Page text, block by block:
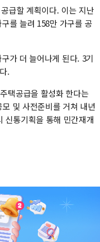
급할 계획이다. 이는 지난
를 늘려 158만 가구를 공
가 더 늘어나게 된다. 3기
.
택공급을 활성화 한다는
및 사전준비를 거쳐 내년
신통기획을 통해 민간재개